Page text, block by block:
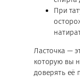
При
Ласточка —
которую вы
доверять её